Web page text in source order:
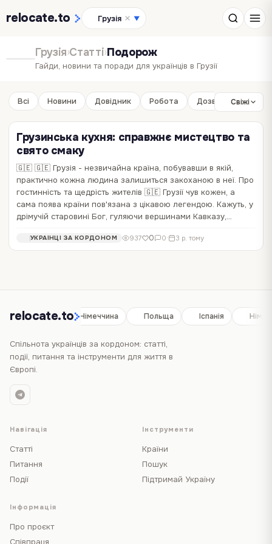
relocate.to Грузія ▼
Грузія›Статті›Подорож
Гайди, новини та поради для українців в Грузії
Всі Новини Довідник Робота ДозвілляСвіжі
Грузинська кухня: справжнє мистецтво та
свято смаку
🇬🇪 🇬🇪 Грузія - незвичайна країна, побувавши в якій,
практично кожна людина залишиться закоханою в неї. Про
гостинність та щедрість жителів 🇬🇪 Грузії чув кожен, а
сама поява країни пов'язана з цікавою легендою. Кажуть, у
дрімучій старовині Бог, гуляючи вершинами Кавказу,…
УКРАЇНЦІ ЗА КОРДОНОМ 937 0 0· 3 р. тому
Головні свята Грузії: весело та з розмахом
Про те, що в 🇬🇪 Грузії свята відзначають весело та щедро – ні для
кого не секрет, застілля у них такі, що страви захоплять усі ваші
вшановують народні свята. 🇬🇪 🇬🇪 Головні свята Грузії 🙏…
УКРАЇНЦІ ЗА КОРДОНОМ 841 0 0· 3 р. тому
Дивовижна Грузія: унікальність від давнини
до сьогодення
🇬🇪 Грузія – країна контрастів, гостинності, чудових людей та
пишних застіль. Тут старовинні споруди перемежовуються з
знайдете сотні неповторних місць, кожен регіон, місто, розкаже вам
свою особисту історію. Ми…
ПРИРОДА 1 201 0 0 3 р. тому
relocate.to
Іспанія Німеччина Польща Іспанія
Спільнота українців за кордоном: статті,
події, питання та інструменти для життя в
Європі.
Навігація
Статті
Питання
Події
Інструменти
Країни
Пошук
Підтримай Україну
Інформація
Про проєкт
Співпраця